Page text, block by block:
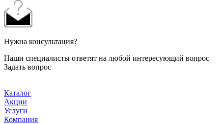
Нужна консультация?
Наши специалисты ответят на любой интересующий вопрос
Задать вопрос
Каталог
Акции
Услуги
Компания